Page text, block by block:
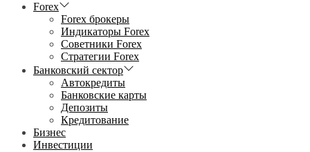
Forex
Forex брокеры
Индикаторы Forex
Советники Forex
Стратегии Forex
Банковский сектор
Автокредиты
Банковские карты
Депозиты
Кредитование
Бизнес
Инвестиции